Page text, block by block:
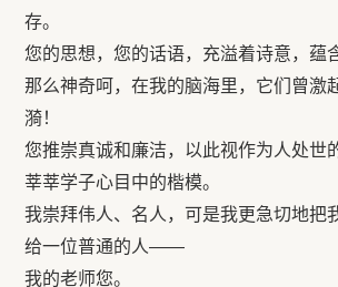
存。
您的思想，您的话语，充溢着诗意，蕴
那么神奇呵，在我的脑海里，它们曾激
漪！
您推崇真诚和廉洁，以此视作为人处世
莘莘学子心目中的楷模。
我崇拜伟人、名人，可是我更急切地把
给一位普通的人――
我的老师您。